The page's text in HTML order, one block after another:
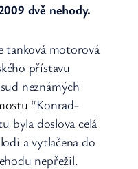
dvě nehody.
tanková motorová
přístavu
neznámých
“Konrad-
byla doslova celá
a vytlačena do
nepřežil.